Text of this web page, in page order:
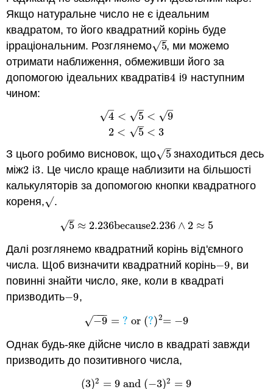
Якщо натуральне число не є ідеальним
квадратом, то його квадратний корінь буде
ірраціональним. Розглянемо
5
–
√
5
, ми можемо
отримати наближення, обмеживши його за
допомогою ідеальних квадратів4
4 і9
9 наступним
чином:
4
–
√ < 5
–
√ < 9
–
√
2 < 5
–
√ < 3
4<5 <9 2 <5 <
З цього робимо висновок, що 5
–
√
5
знаходиться десь
між2
2 і3
3. Це число краще наблизити на більшості
калькуляторів за допомогою кнопки квадратного
кореня,√
√ .
5
–
√ ≈ 2.236because2.236 ∧ 2 ≈ 5
5≈2.236because2.236∧ 2≈ 5
Далі розглянемо квадратний корінь від'ємного
числа. Щоб визначити квадратний корінь−9
−9, ви
повинні знайти число, яке, коли в квадраті
призводить−9
−9,
−9
−−
−
√ = ?
−9=? or (?
or (?)2= −9
)2=−9
Однак будь-яке дійсне число в квадраті завжди
призводить до позитивного числа,
(3)2 = 9 and (−3)2 = 9
(3)2 =9 and( −3)2= 9